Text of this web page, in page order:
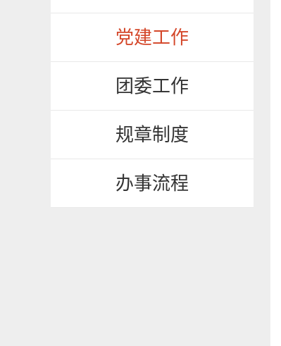
党建工作
团委工作
规章制度
办事流程